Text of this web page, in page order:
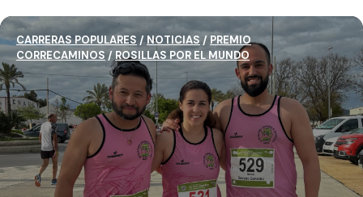
CARRERAS POPULARES / NOTICIAS /PREMIO
CORRECAMINOS / ROSILLAS POR EL MUNDO